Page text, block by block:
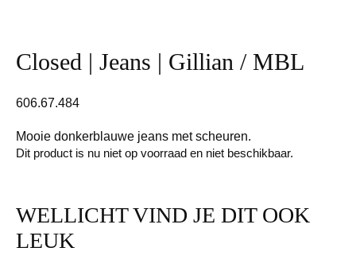
Closed | Jeans | Gillian / MBL
606.67.484
Mooie donkerblauwe jeans met scheuren.
Dit product is nu niet op voorraad en niet beschikbaar.
WELLICHT VIND JE DIT OOK
LEUK